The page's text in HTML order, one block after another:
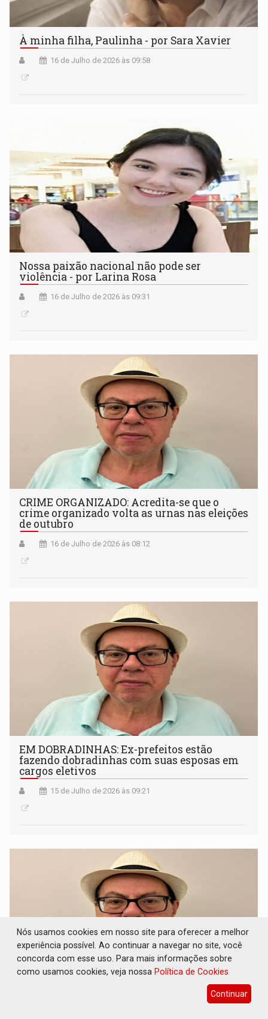
À minha filha, Paulinha - por Sara Xavier
16 de Julho de 2026 às 09:58
Nossa paixão nacional não pode ser
violência - por Larina Rosa
16 de Julho de 2026 às 09:31
CRIME ORGANIZADO: Acredita-se que o
crime organizado volta as urnas nas eleições
de outubro
16 de Julho de 2026 às 08:12
EM DOBRADINHAS: Ex-prefeitos estão
fazendo dobradinhas com suas esposas em
cargos eletivos
15 de Julho de 2026 às 09:21
governadores em fim de mandato é tradição
Nós usamos cookies em nosso site para oferecer a melhor
experiência possível. Ao continuar a navegar no site, você
concorda com esse uso. Para mais informações sobre
como usamos cookies, veja nossa Política de Cookies
Continuar